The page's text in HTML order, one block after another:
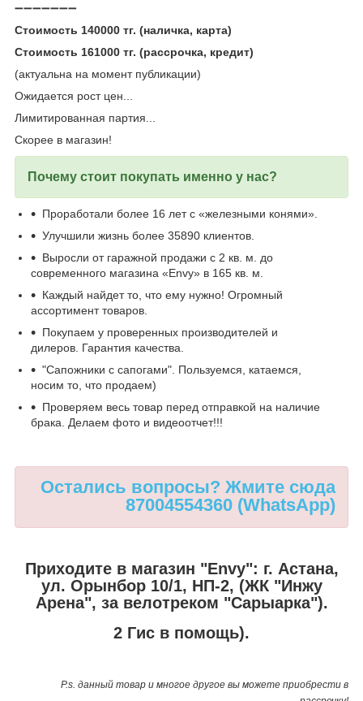
➖➖➖➖➖➖➖
Стоимость 140000 тг. (наличка, карта)
Стоимость 161000 тг. (рассрочка, кредит)
(актуальна на момент публикации)
Ожидается рост цен...
Лимитированная партия...
Скорее в магазин!
Почему стоит покупать именно у нас?
Проработали более 16 лет с «железными конями».
Улучшили жизнь более 35890 клиентов.
Выросли от гаражной продажи с 2 кв. м. до
современного магазина «Envy» в 165 кв. м.
Каждый найдет то, что ему нужно! Огромный
ассортимент товаров.
Покупаем у проверенных производителей и
дилеров. Гарантия качества.
"Сапожники с сапогами". Пользуемся, катаемся,
носим то, что продаем)
Проверяем весь товар перед отправкой на наличие
брака. Делаем фото и видеоотчет!!!
Остались вопросы? Жмите сюда
87004554360 (WhatsApp)
Приходите в магазин "Envy": г. Астана,
ул. Орынбор 10/1, НП-2, (ЖК "Инжу
Арена", за велотреком "Сарыарка").
2 Гис в помощь).
P.s. данный товар и многое другое вы можете приобрести в